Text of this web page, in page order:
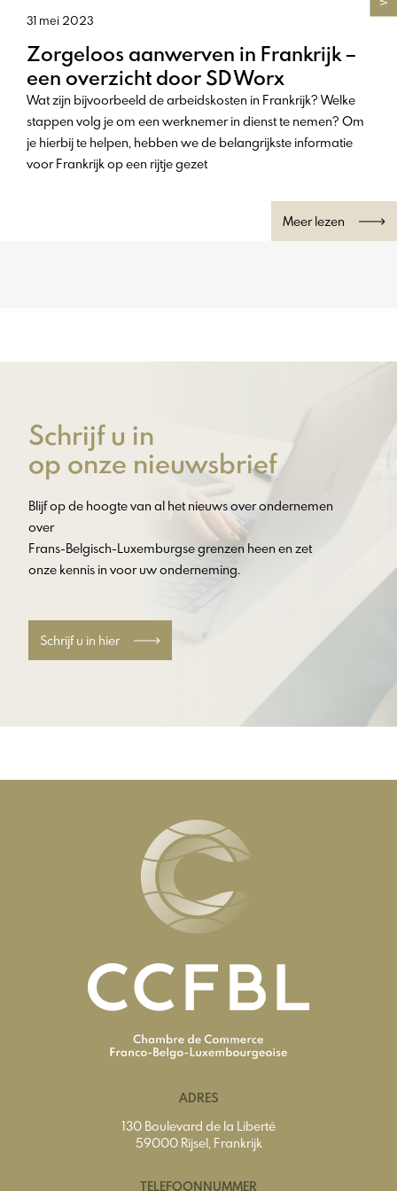
31 mei 2023
Zorgeloos aanwerven in Frankrijk –
een overzicht door SD Worx
Wat zijn bijvoorbeeld de arbeidskosten in Frankrijk? Welke
stappen volg je om een werknemer in dienst te nemen? Om
je hierbij te helpen, hebben we de belangrijkste informatie
voor Frankrijk op een rijtje gezet
Meer lezen
Schrijf u in
op onze nieuwsbrief
Blijf op de hoogte van al het nieuws over ondernemen
over
Frans-Belgisch-Luxemburgse grenzen heen en zet
onze kennis in voor uw onderneming.
Schrijf u in hier
ADRES
130 Boulevard de la Liberté
59000 Rijsel, Frankrijk
TELEFOONNUMMER